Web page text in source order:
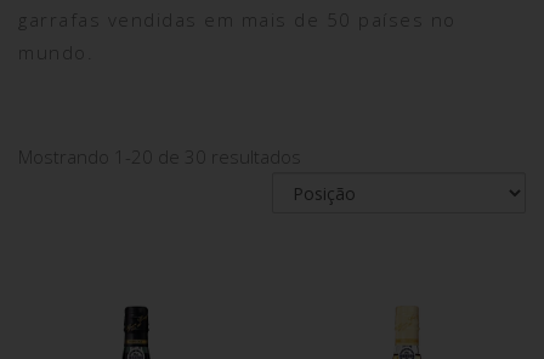
garrafas vendidas em mais de 50 países no
mundo.
Mostrando 1-20 de 30 resultados